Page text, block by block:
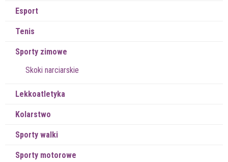
Esport
Tenis
Sporty zimowe
Skoki narciarskie
Lekkoatletyka
Kolarstwo
Sporty walki
Sporty motorowe